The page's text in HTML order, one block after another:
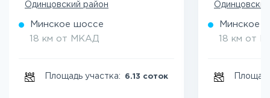
Одинцовский район
Минское шоссе
18 км от МКАД
Площадь участка: 6.13 соток
Минское
18 км от